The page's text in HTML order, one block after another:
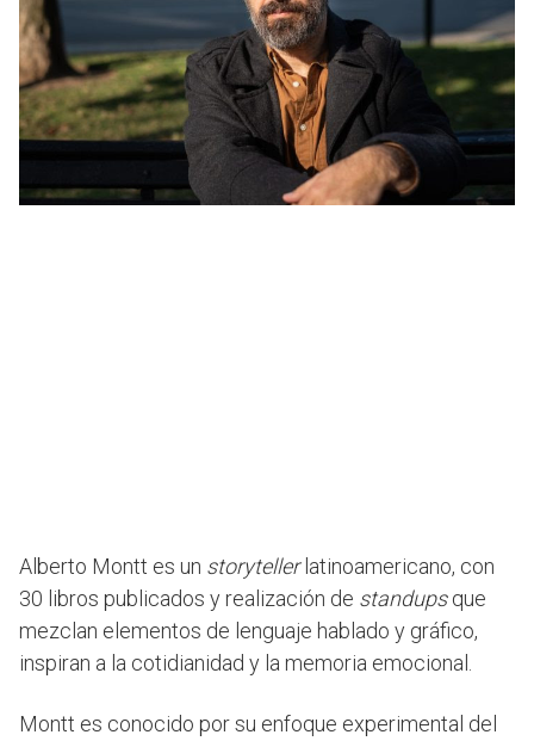
Alberto Montt es un storytellerlatinoamericano, con
30 libros publicados y realización de standupsque
mezclan elementos de lenguaje hablado y gráfico,
inspiran a la cotidianidad y la memoria emocional.
Montt es conocido por su enfoque experimental del